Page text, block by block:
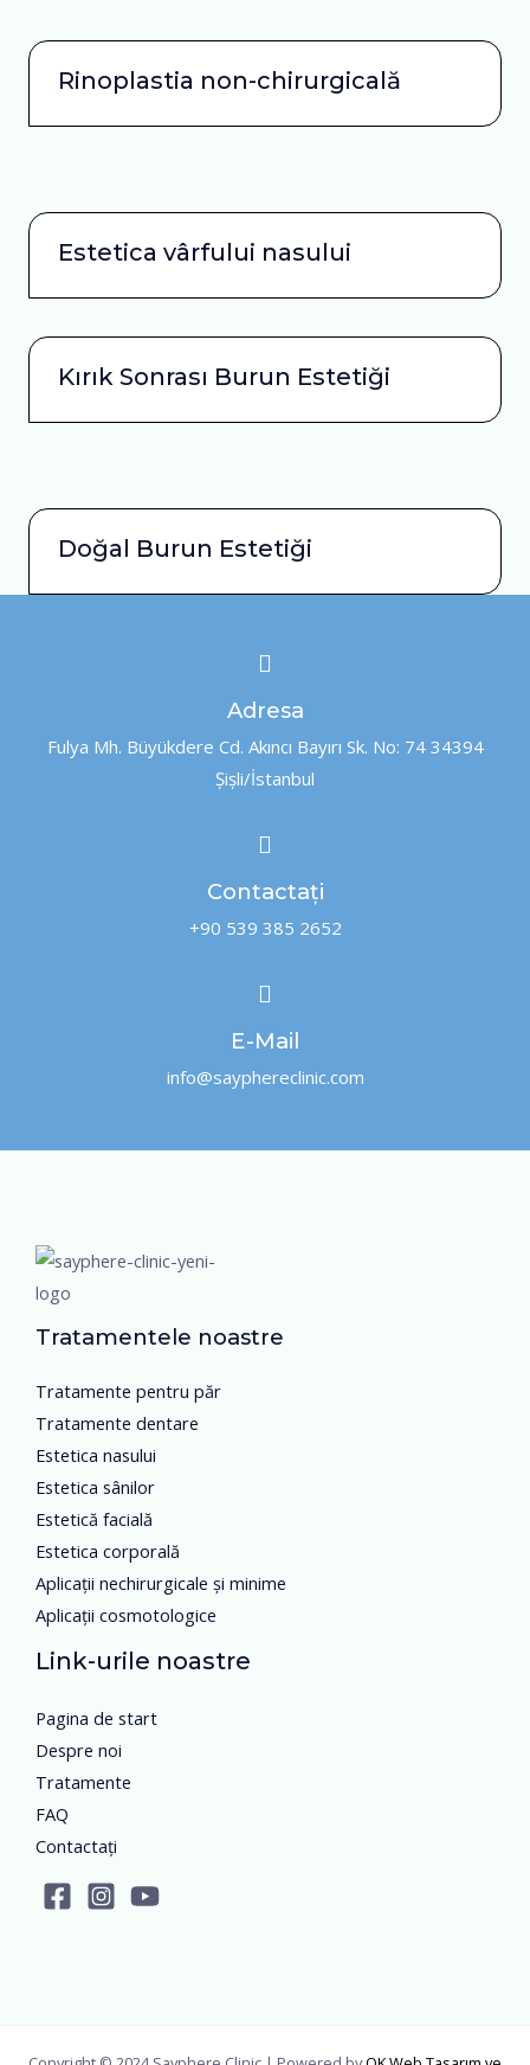
Rinoplastia non-chirurgicală
Estetica vârfului nasului
Kırık Sonrası Burun Estetiği
Doğal Burun Estetiği
Adresa
Fulya Mh. Büyükdere Cd. Akıncı Bayırı Sk. No: 74 34394
Şişli/İstanbul
Contactați
+90 539 385 2652
E-Mail
info@sayphereclinic.com
Tratamentele noastre
Tratamente pentru păr
Tratamente dentare
Estetica nasului
Estetica sânilor
Estetică facială
Estetica corporală
Aplicații nechirurgicale și minime
Aplicații cosmotologice
Link-urile noastre
Pagina de start
Despre noi
Tratamente
FAQ
Contactați